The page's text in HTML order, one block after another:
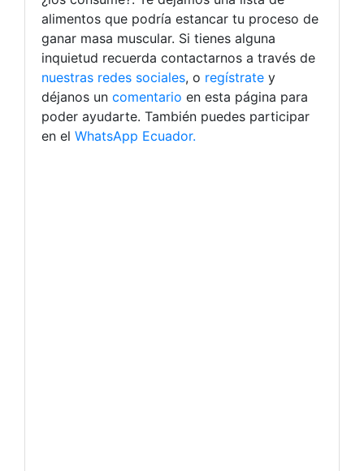
alimentos que podría estancar tu proceso de
ganar masa muscular. Si tienes alguna
inquietud recuerda contactarnos a través de
nuestras redes sociales, o regístrate y
déjanos un comentario en esta página para
poder ayudarte. También puedes participar
en el WhatsApp Ecuador.